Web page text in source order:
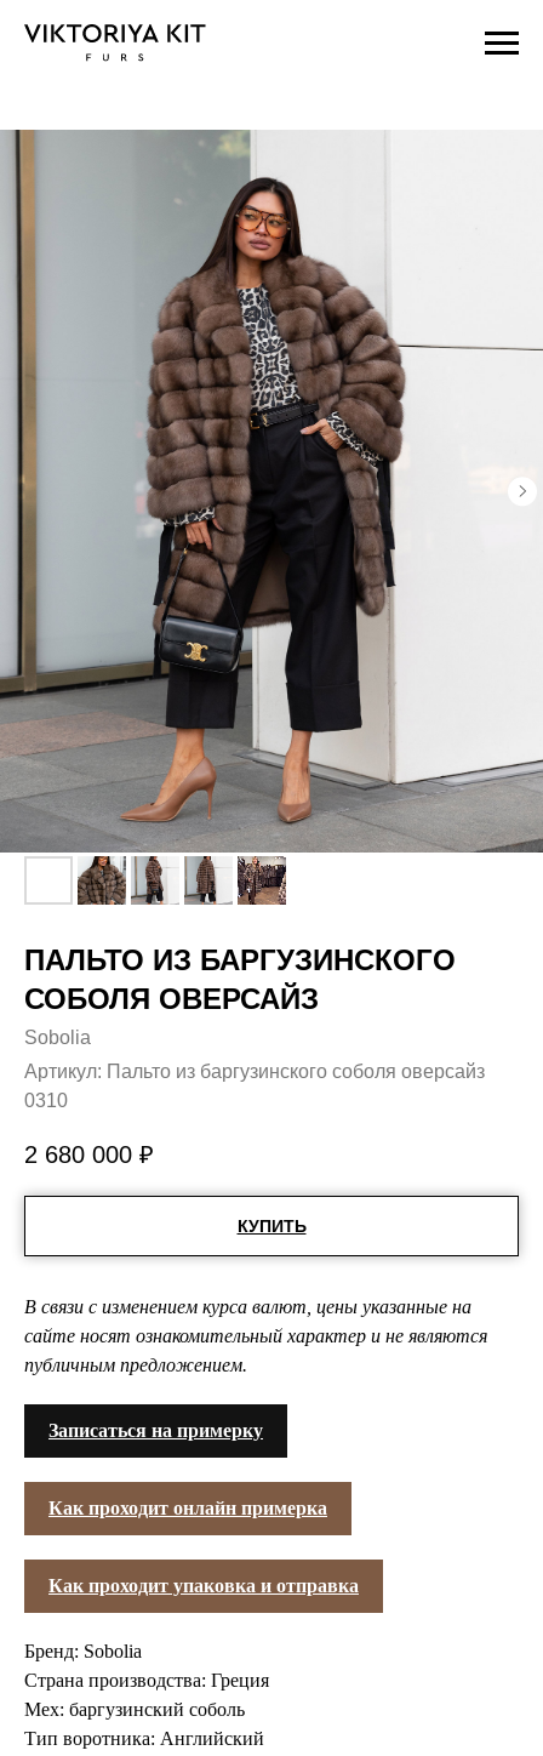
Главная sobol 90 100
Пальто из баргузинского соболя
оверсайз
ПАЛЬТО ИЗ БАРГУЗИНСКОГО
СОБОЛЯ ОВЕРСАЙЗ
Sobolia
Артикул: Пальто из баргузинского соболя оверсайз
0310
2 680 000 ₽
КУПИТЬ
В связи с изменением курса валют, цены указанные на
сайте носят ознакомительный характер и не являются
публичным предложением.
Записаться на примерку
Как проходит онлайн примерка
Как проходит упаковка и отправка
Бренд: Sobolia
Страна производства: Греция
Мех: баргузинский соболь
Тип воротника: Английский